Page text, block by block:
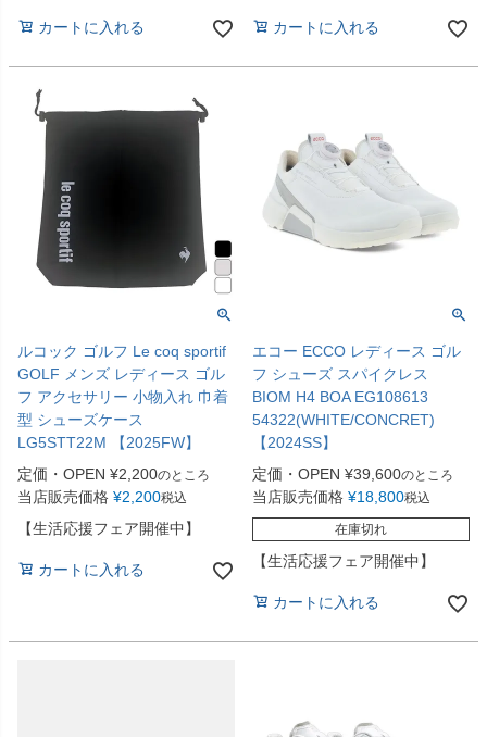
カートに入れる カートに入れる
ルコック ゴルフ Le coq sportif
GOLF メンズ レディース ゴル
フ アクセサリー 小物入れ 巾着
型 シューズケース
LG5STT22M 【2025FW】
定価・OPEN ¥2,200のところ
当店販売価格 ¥2,200税込
【生活応援フェア開催中】
カートに入れる
エコー ECCO レディース ゴル
フ シューズ スパイクレス
BIOM H4 BOA EG108613
54322(WHITE/CONCRET)
【2024SS】
定価・OPEN ¥39,600のところ
当店販売価格 ¥18,800税込
在庫切れ
【生活応援フェア開催中】
カートに入れる